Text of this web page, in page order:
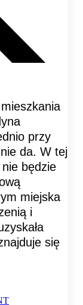
przy
da. W tej
będzie
miejska
i
się